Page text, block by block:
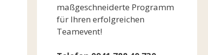
maßgeschneiderte Programm
für Ihren erfolgreichen
Teamevent!